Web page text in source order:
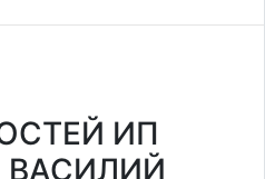
ИП
ВАСИЛИЙ